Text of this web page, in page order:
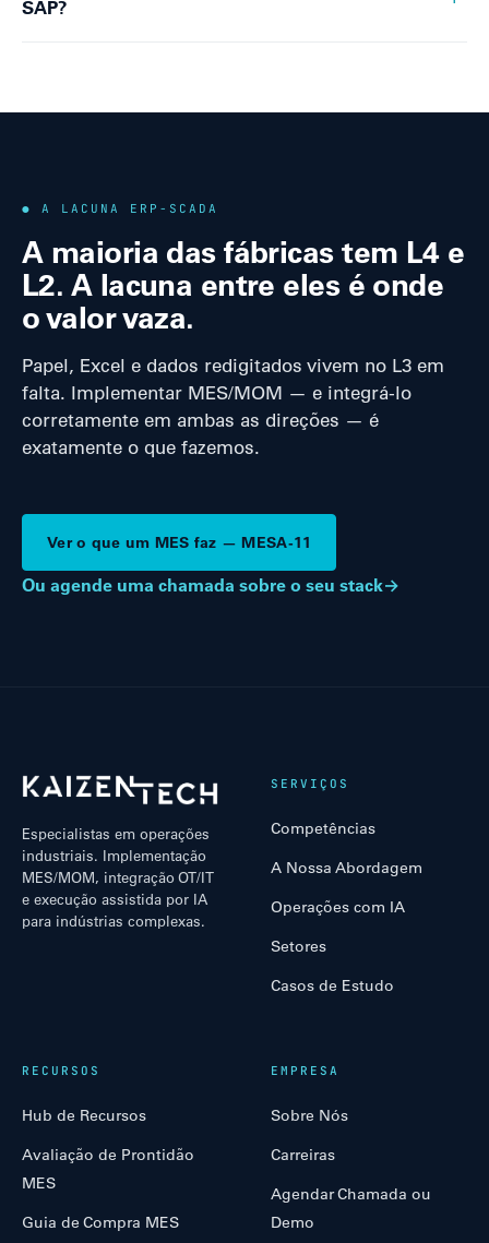
SAP?
● A LACUNA ERP-SCADA
A maioria das fábricas tem L4 e
L2. A lacuna entre eles é onde
o valor vaza.
Papel, Excel e dados redigitados vivem no L3 em
falta. Implementar MES/MOM — e integrá-lo
corretamente em ambas as direções — é
exatamente o que fazemos.
Ver o que um MES faz — MESA-11
Ou agende uma chamada sobre o seu stack
Especialistas em operações
industriais. Implementação
MES/MOM, integração OT/IT
e execução assistida por IA
para indústrias complexas.
SERVIÇOS
Competências
A Nossa Abordagem
Operações com IA
Setores
Casos de Estudo
RECURSOS
Hub de Recursos
Avaliação de Prontidão
MES
Guia de Compra MES
EMPRESA
Sobre Nós
Carreiras
Agendar Chamada ou
Demo